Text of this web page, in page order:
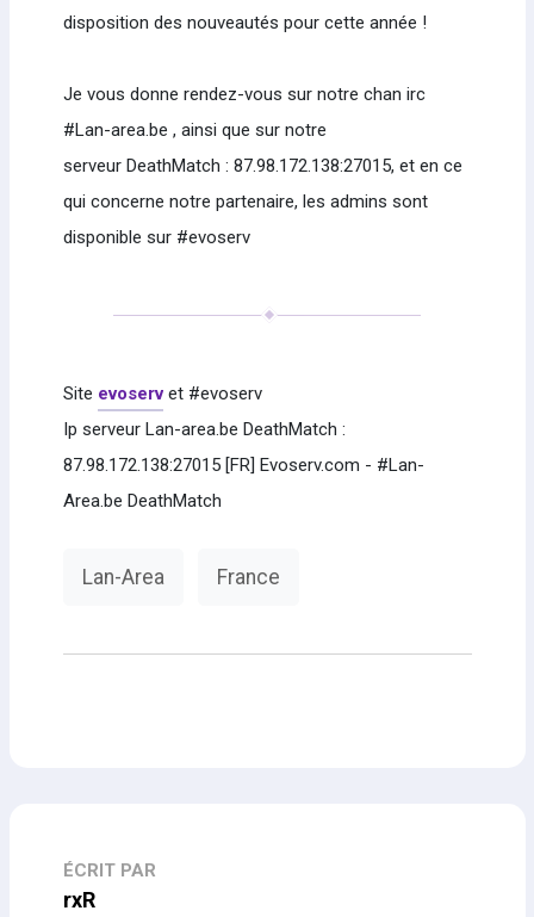
disposition des nouveautés pour cette année !
Je vous donne rendez-vous sur notre chan irc
#Lan-area.be , ainsi que sur notre
serveur DeathMatch : 87.98.172.138:27015, et en ce
qui concerne notre partenaire, les admins sont
disponible sur #evoserv
Site evoservet #evoserv
Ip serveur Lan-area.be DeathMatch :
87.98.172.138:27015 [FR] Evoserv.com - #Lan-
Area.be DeathMatch
Lan-Area France
ÉCRIT PAR
rxR